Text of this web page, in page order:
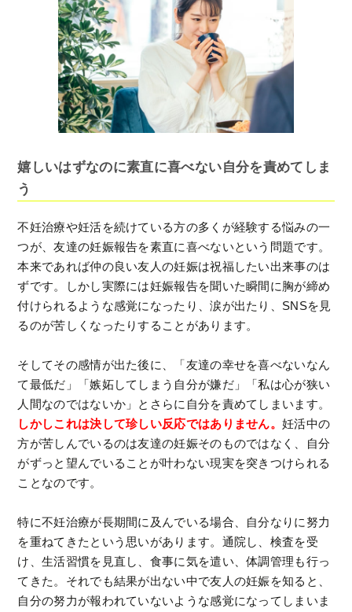
嬉しいはずなのに素直に喜べない自分を責めてしま
う
不妊治療や妊活を続けている方の多くが経験する悩みの一
つが、友達の妊娠報告を素直に喜べないという問題です。
本来であれば仲の良い友人の妊娠は祝福したい出来事のは
ずです。しかし実際には妊娠報告を聞いた瞬間に胸が締め
付けられるような感覚になったり、涙が出たり、SNSを見
るのが苦しくなったりすることがあります。
そしてその感情が出た後に、「友達の幸せを喜べないなん
て最低だ」「嫉妬してしまう自分が嫌だ」「私は心が狭い
人間なのではないか」とさらに自分を責めてしまいます。
しかしこれは決して珍しい反応ではありません。妊活中の
方が苦しんでいるのは友達の妊娠そのものではなく、自分
がずっと望んでいることが叶わない現実を突きつけられる
ことなのです。
特に不妊治療が長期間に及んでいる場合、自分なりに努力
を重ねてきたという思いがあります。通院し、検査を受
け、生活習慣を見直し、食事に気を遣い、体調管理も行っ
てきた。それでも結果が出ない中で友人の妊娠を知ると、
自分の努力が報われていないような感覚になってしまいま